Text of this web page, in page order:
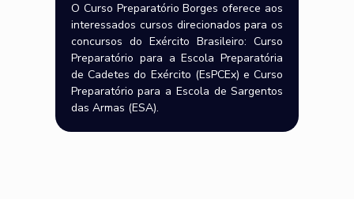
O Curso Preparatório Borges oferece aos
interessados cursos direcionados para os
concursos do Exército Brasileiro: Curso
Preparatório para a Escola Preparatória
de Cadetes do Exército (EsPCEx) e Curso
Preparatório para a Escola de Sargentos
das Armas (ESA).